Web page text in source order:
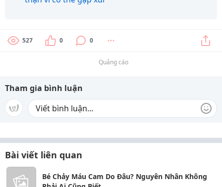
527 0 0
Quảng cáo
Tham gia bình luận
Bài viết liên quan
Bé Chảy Máu Cam Do Đâu? Nguyên Nhân Không